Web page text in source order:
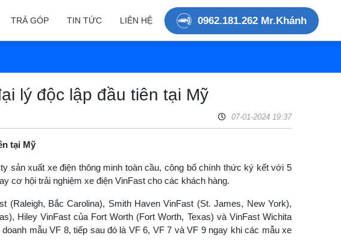
TRẢ GÓP TIN TỨC LIÊN HỆ 0962.181.262 Mr.Khánh
lý độc lập đầu tiên tại Mỹ
07-01-2024 19:37
tại Mỹ
sản xuất xe điện thông minh toàn cầu, công bố chính thức ký kết với 5
cơ hội trải nghiệm xe điện VinFast cho các khách hàng.
(Raleigh, Bắc Carolina), Smith Haven VinFast (St. James, New York),
Hiley VinFast của Fort Worth (Fort Worth, Texas) và VinFast Wichita
mẫu VF 8, tiếp sau đó là VF 6, VF 7 và VF 9 ngay khi các mẫu xe